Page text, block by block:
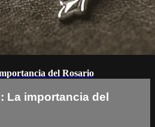
del Rosario
La importancia del